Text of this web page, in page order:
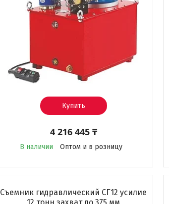
Купить
4 216 445 ₸
В наличии Оптом и в розницу
Cъемник гидравлический СГ12 усилие